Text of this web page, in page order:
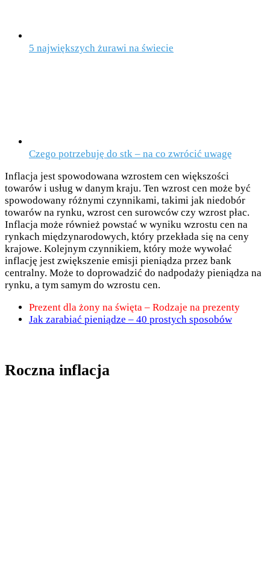
5 największych żurawi na świecie
Czego potrzebuję do stk – na co zwrócić uwagę
Inflacja jest spowodowana wzrostem cen większości
towarów i usług w danym kraju. Ten wzrost cen może być
spowodowany różnymi czynnikami, takimi jak niedobór
towarów na rynku, wzrost cen surowców czy wzrost płac.
Inflacja może również powstać w wyniku wzrostu cen na
rynkach międzynarodowych, który przekłada się na ceny
krajowe. Kolejnym czynnikiem, który może wywołać
inflację jest zwiększenie emisji pieniądza przez bank
centralny. Może to doprowadzić do nadpodaży pieniądza na
rynku, a tym samym do wzrostu cen.
Prezent dla żony na święta – Rodzaje na prezenty
Jak zarabiać pieniądze – 40 prostych sposobów
Roczna inflacja